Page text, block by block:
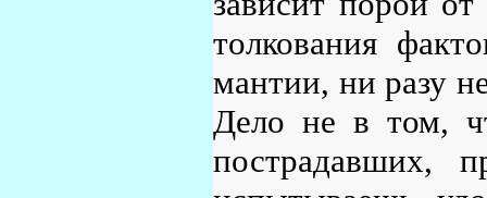
толкования
мантии, ни разу
Дело не в том,
пострадавших,